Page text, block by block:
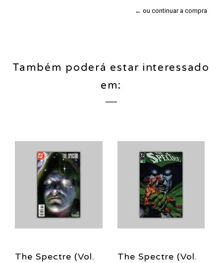
← ou continuar a compra
Também poderá estar interessado
em:
The Spectre (Vol.
The Spectre (Vol.